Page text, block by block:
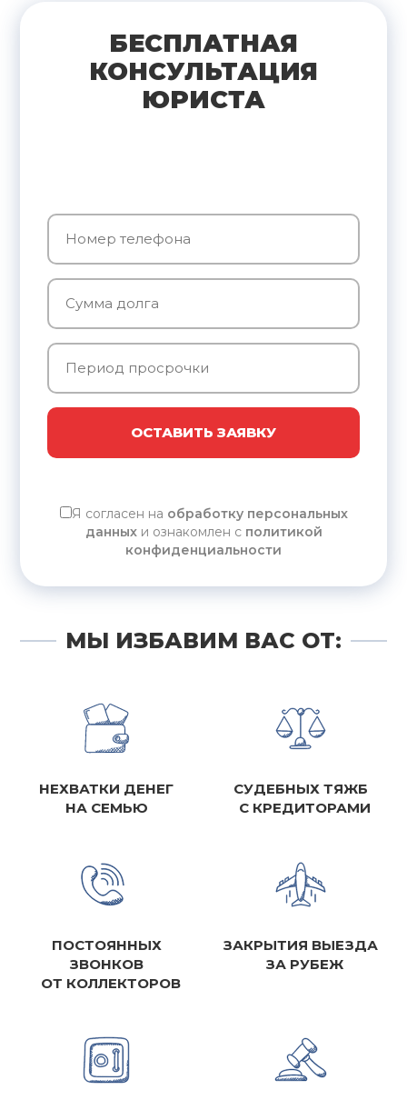
БЕСПЛАТНАЯ
КОНСУЛЬТАЦИЯ
ЮРИСТА
ОСТАВИТЬ ЗАЯВКУ
Я согласен на обработку персональных
данныхи ознакомлен с политикой
конфиденциальности
МЫ ИЗБАВИМ ВАС ОТ:
НЕХВАТКИ ДЕНЕГ
НА СЕМЬЮ
СУДЕБНЫХ ТЯЖБ
С КРЕДИТОРАМИ
ПОСТОЯННЫХ
ЗВОНКОВ
ОТ КОЛЛЕКТОРОВ
ЗАКРЫТИЯ ВЫЕЗДА
ЗА РУБЕЖ